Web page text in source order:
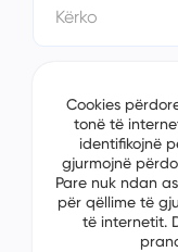
Cookies
tonë të
identifikojnë
gjurmojnë
Pare nuk ndan
për qëllime të
të internetit.